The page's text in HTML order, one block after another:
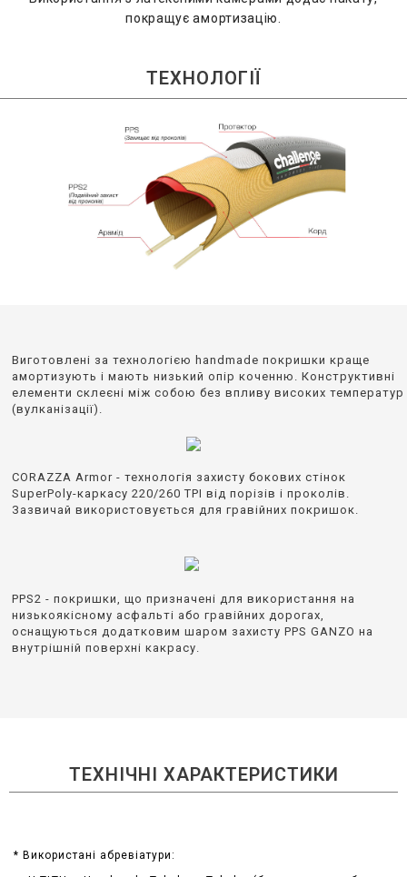
покращує амортизацію.
ТЕХНОЛОГІЇ
Виготовлені за технологією handmade покришки краще
амортизують і мають низький опір коченню. Конструктивні
елементи склеєні між собою без впливу високих температур
(вулканізації).
CORAZZA Armor - технологія захисту бокових стінок
SuperPoly-каркасу 220/260 TPI від порізів і проколів.
Зазвичай використовується для гравійних покришок.
PPS2 - покришки, що призначені для використання на
низькоякісному асфальті або гравійних дорогах,
оснащуються додатковим шаром захисту PPS GANZO на
внутрішній поверхні какрасу.
ТЕХНІЧНІ ХАРАКТЕРИСТИКИ
* Використані абревіатури: